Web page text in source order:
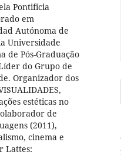
Pontifícia
em
Autónoma de
Universidade
de Pós-Graduação
do Grupo de
Organizador dos
estéticas no
de
(2011),
cinema e
Lattes: